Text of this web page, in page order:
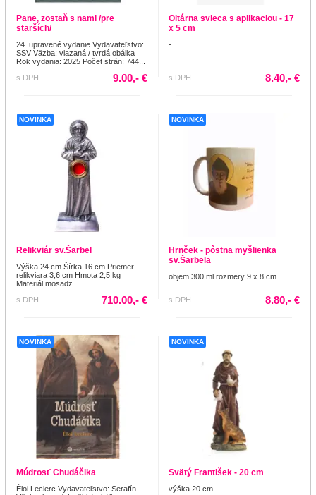
Pane, zostaň s nami /pre
starších/
24. upravené vydanie Vydavateľstvo:
SSV Väzba: viazaná / tvrdá obálka
Rok vydania: 2025 Počet strán: 744...
s DPH
9.00,- €
Oltárna svieca s aplikaciou - 17
x 5 cm
-
s DPH 8.40,- €
NOVINKA
Relikviár sv.Šarbel
Výška 24 cm Šírka 16 cm Priemer
relikviara 3,6 cm Hmota 2,5 kg
Materiál mosadz
s DPH
710.00,- €
NOVINKA
Hrnček - pôstna myšlienka
sv.Šarbela
objem 300 ml rozmery 9 x 8 cm
s DPH 8.80,- €
NOVINKA
Múdrosť Chudáčika
Éloi Leclerc Vydavateľstvo: Serafín
NOVINKA
Svätý František - 20 cm
výška 20 cm